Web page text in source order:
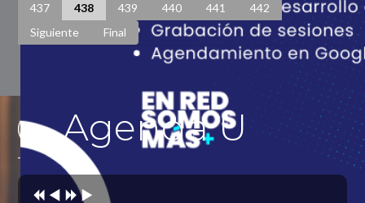
437
438 439 440 441
442
Siguiente
Final
Agenda U
Previous
Previous
Month
Next
Year
Next
Month